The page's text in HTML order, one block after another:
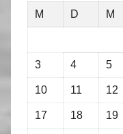
M
D M
3 4 5
10 11 12
17 18 19